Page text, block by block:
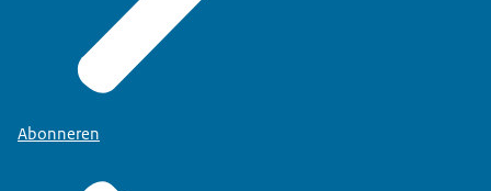
Abonneren